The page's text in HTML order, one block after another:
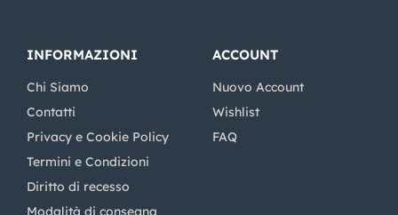
INFORMAZIONI
Chi Siamo
Contatti
Privacy e Cookie Policy
Termini e Condizioni
Diritto di recesso
Modalità di consegna
ACCOUNT
Nuovo Account
Wishlist
FAQ